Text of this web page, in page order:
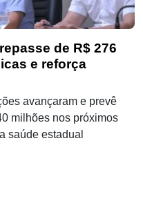
de R$ 276
e reforça
avançaram e prevê
milhões nos próximos
saúde estadual